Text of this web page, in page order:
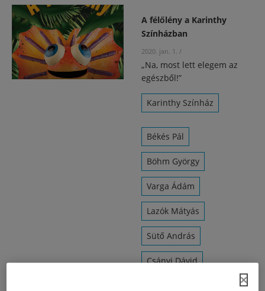
A félőlény a Karinthy
Színházban
2020. jan. 1. /
„Na, most lett elegem az
egészből!”
Karinthy Színház
Békés Pál
Böhm György
Varga Ádám
Lazók Mátyás
Sütő András
Csányi Dávid